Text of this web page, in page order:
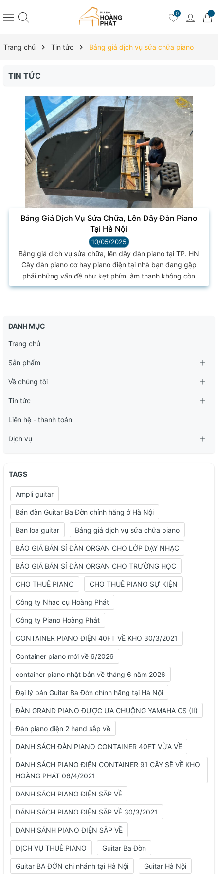
0
Trang chủ Tin tức Bảng giá dịch vụ sửa chữa piano
TIN TỨC
Bảng Giá Dịch Vụ Sửa Chữa, Lên Dây Đàn Piano
Tại Hà Nội
10/05/2025
Bảng giá dịch vụ sửa chữa, lên dây đàn piano tại TP. HN
Cây đàn piano cơ hay piano điện tại nhà bạn đang gặp
phải những vấn đề như kẹt phím, âm thanh không còn
chuẩn, vài phím bị liệt, hay đơn giản là vẻ ngoài đã cũ kỹ,
DANH MỤC
Trang chủ
Sản phẩm
Về chúng tôi
Tin tức
Liên hệ - thanh toán
Dịch vụ
TAGS
Ampli guitar
Bán đàn Guitar Ba Đờn chính hãng ở Hà Nội
Ban loa guitar Bảng giá dịch vụ sửa chữa piano
BÁO GIÁ BÁN SỈ ĐÀN ORGAN CHO LỚP DẠY NHẠC
BÁO GIÁ BÁN SỈ ĐÀN ORGAN CHO TRƯỜNG HỌC
CHO THUÊ PIANO CHO THUÊ PIANO SỰ KIỆN
Công ty Nhạc cụ Hoàng Phát
Công ty Piano Hoàng Phát
CONTAINER PIANO ĐIỆN 40FT VỀ KHO 30/3/2021
Container piano mới về 6/2026
container piano nhật bản về tháng 6 năm 2026
Đại lý bán Guitar Ba Đờn chính hãng tại Hà Nội
ĐÀN GRAND PIANO ĐƯỢC ƯA CHUỘNG YAMAHA CS (II)
Đàn piano điện 2 hand sắp về
DANH SÁCH ĐÀN PIANO CONTAINER 40FT VỪA VỀ
DANH SÁCH PIANO ĐIỆN CONTAINER 91 CÂY SẼ VỀ KHO
HOÀNG PHÁT 06/4/2021
DANH SÁCH PIANO ĐIỆN SẮP VỀ
DÁNH SÁCH PIANO ĐIỆN SẮP VỀ 30/3/2021
DANH SÁNH PIANO ĐIỆN SẮP VỀ
DỊCH VỤ THUÊ PIANO Guitar Ba Đờn
Guitar BA ĐỜN chi nhánh tại Hà Nội Guitar Hà Nội